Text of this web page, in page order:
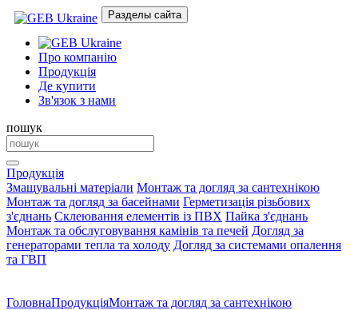
Разделы сайта
Про компанію
Продукція
Де купити
Зв'язок з нами
пошук
Продукція
Змащувальні матеріали Монтаж та догляд за сантехнікою
Монтаж та догляд за басейнами Герметизація різьбових
з'єднань Склеювання елементів із ПВХ Пайка з'єднань
Монтаж та обслуговування камінів та печей Догляд за
генераторами тепла та холоду Догляд за системами опалення
та ГВП
ГоловнаПродукціяМонтаж та догляд за сантехнікою